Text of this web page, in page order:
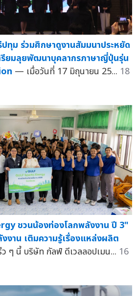
ทุม ร่วมศึกษาดูงานสัมมนาประหยัด
รียมลุยพัฒนาบุคลากรภาษาญี่ปุ่นรุ่น
— เมื่อวันที่ 17 มิถุนายน 25... 18
ชวนน้องท่องโลกพลังงาน ปี 3"
งาน เติมความรู้เรื่องแหล่งผลิต
ๆ นี้ บริษัท กัลฟ์ ดีเวลลอปเมน... 16